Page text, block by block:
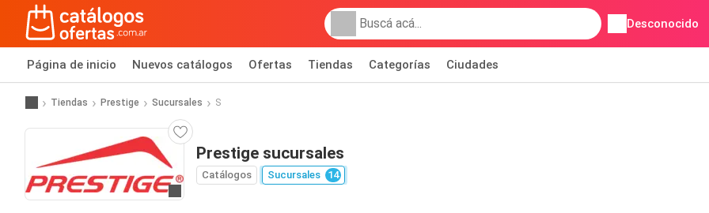
Desconocido
Página de inicio Nuevos catálogos Ofertas Tiendas Categorías Ciudades
Tiendas Prestige Sucursales S
Prestige sucursales
Catálogos Sucursales 14